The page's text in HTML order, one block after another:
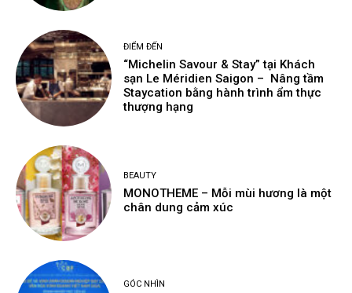
ĐIỂM ĐẾN
“Michelin Savour & Stay” tại Khách
sạn Le Méridien Saigon – Nâng tầm
Staycation bằng hành trình ẩm thực
thượng hạng
BEAUTY
MONOTHEME – Mỗi mùi hương là một
chân dung cảm xúc
GÓC NHÌN